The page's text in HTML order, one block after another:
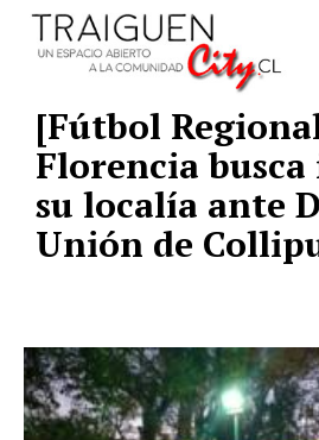
[Fútbol
Florencia
su localía ante
Unión de